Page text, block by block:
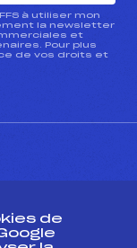
à utiliser mon
la newsletter
et
Pour plus
de vos droits et
de